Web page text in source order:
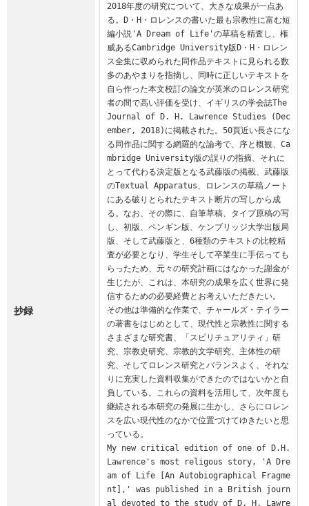
抄録
2018年度の研究について、大きな成果が一点あ
る。D・H・ロレンスの書いた最も宗教性に富む短
編小説'A Dream of Life'の草稿を精査し、権
威あるCambridge University版D・H・ロレン
ス全集に収められた同作品テキストに見られる数
多のあやまりを指摘し、同時に正しいテキストを
自ら作った本文校訂の論文が英米のロレンス研究
者の間で高い評価を受け、イギリスの学会誌The
Journal of D. H. Lawrence Studies (Dec
ember, 2018)に掲載された。50頁近い長さにな
る同作品に関する網羅的な論考で、序と概観、Ca
mbridge University版の誤りの指摘、それに
とって代わる決定版となる武藤版の掲載、武藤版
のTextual Apparatus、ロレンスの草稿ノート
にある破りとられたテキスト断片の写しから成
る。なお、その際に、自筆草稿、タイプ原稿の写
し、初版、ペンギン版、ケンブリッジ大学出版局
版、そして武藤版と、6種類のテキストの比較精
査が必要となり、学生そして卒業生に手伝っても
らったため、元々の研究計画にはなかった謝金が
生じたが、これは、本研究の成果を広く世界に発
信するための必要経費とお考えいただきたい。
その他は準備的な作業で、チャールズ・テイラー
の著書をはじめとして、現代性と宗教性に関する
さまざまな研究書、「スピリチュアリティ」研
究、宗教史研究、宗教的文学研究、主体性の研
究、そしてロレンス研究とバランスよく、それな
りに充実した資料収集ができたのではないかと自
負している。これらの資料を活用して、次年度も
継続される本研究の発展に生かし、さらにロレン
スを広い現代性のなかで位置づけてゆきたいと思
っている。
My new critical edition of one of D.H.
Lawrence's most religous story, 'A Dre
am of Life [An Autobiographical Fragme
nt],' was published in a British journ
al devoted to the study of D. H. Lawre